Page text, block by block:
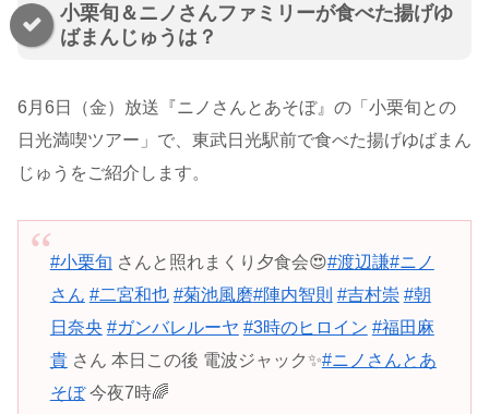
小栗旬＆ニノさんファミリーが食べた揚げゆ
ばまんじゅうは？
6月6日（金）放送『ニノさんとあそぼ』の「小栗旬との
日光満喫ツアー」で、東武日光駅前で食べた揚げゆばまん
じゅうをご紹介します。
#小栗旬 さんと照れまくり夕食会😍#渡辺謙#ニノ
さん #二宮和也 #菊池風磨#陣内智則 #吉村崇 #朝
日奈央 #ガンバレルーヤ #3時のヒロイン #福田麻
貴さん 本日この後 電波ジャック✨#ニノさんとあ
そぼ今夜7時🌈